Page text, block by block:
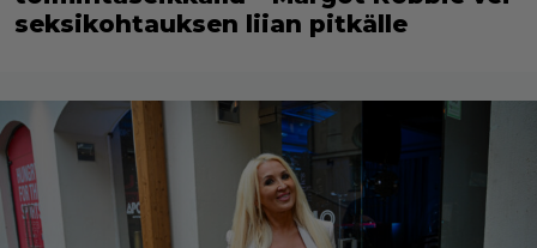
seksikohtauksen liian pitkälle